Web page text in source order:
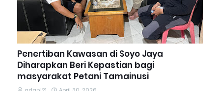
Penertiban Kawasan di Soyo Jaya
Diharapkan Beri Kepastian bagi
masyarakat Petani Tamainusi